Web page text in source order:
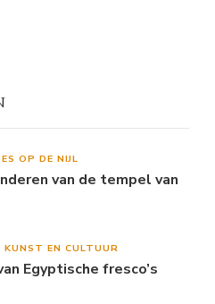
OP DE NIJL
van de tempel van
KUNST EN CULTUUR
Egyptische fresco’s